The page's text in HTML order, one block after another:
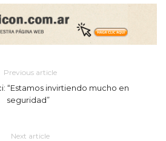
Previous article
“Estamos invirtiendo mucho en
seguridad”
Next article